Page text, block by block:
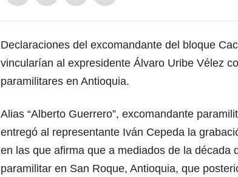
Declaraciones del excomandante del bloque
vincularían al expresidente Álvaro Uribe Vélez
paramilitares en Antioquia.
Alias “Alberto Guerrero”, excomandante
entregó al representante Iván Cepeda la
en las que afirma que a mediados de la década
paramilitar en San Roque, Antioquia, que